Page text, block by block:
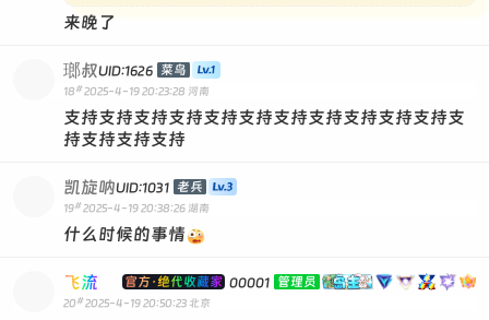
来晚了
瑯叔UID:1626 菜鸟
18 # 2025-4-19 20:23:28 河南
支持支持支持支持支持支持支持支持支持支持支持支
持支持支持支持
凯旋呐UID:1031 老兵
19# 2025-4-19 20:38:26 湖南
什么时候的事情
飞流 官方·绝代收藏家 00001 管理员
20 # 2025-4-19 20:50:23 北京